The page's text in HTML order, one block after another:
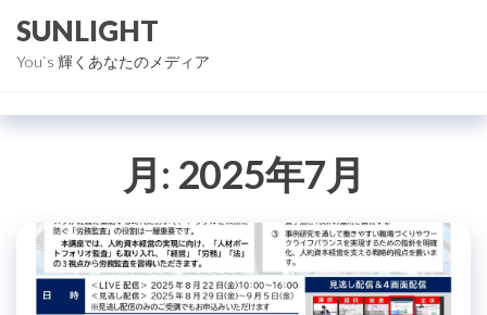
ンSUNLIGHT
You`s 輝くあなたのメディア
月: 2025年7月